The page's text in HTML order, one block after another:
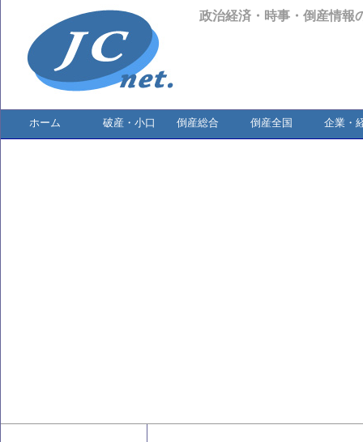
政治経済・時事・倒産情報
ホーム 破産・小口 倒産総合 倒産全国 企業・